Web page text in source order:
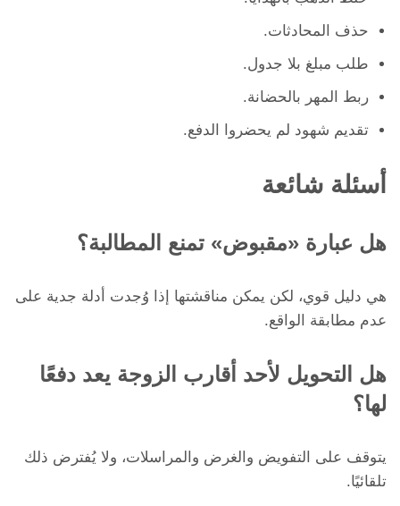
حذف المحادثات.
طلب مبلغ بلا جدول.
ربط المهر بالحضانة.
تقديم شهود لم يحضروا الدفع.
أسئلة شائعة
هل عبارة «مقبوض» تمنع المطالبة؟
هي دليل قوي، لكن يمكن مناقشتها إذا وُجدت أدلة جدية على
عدم مطابقة الواقع.
هل التحويل لأحد أقارب الزوجة يعد دفعًا
لها؟
يتوقف على التفويض والغرض والمراسلات، ولا يُفترض ذلك
تلقائيًا.